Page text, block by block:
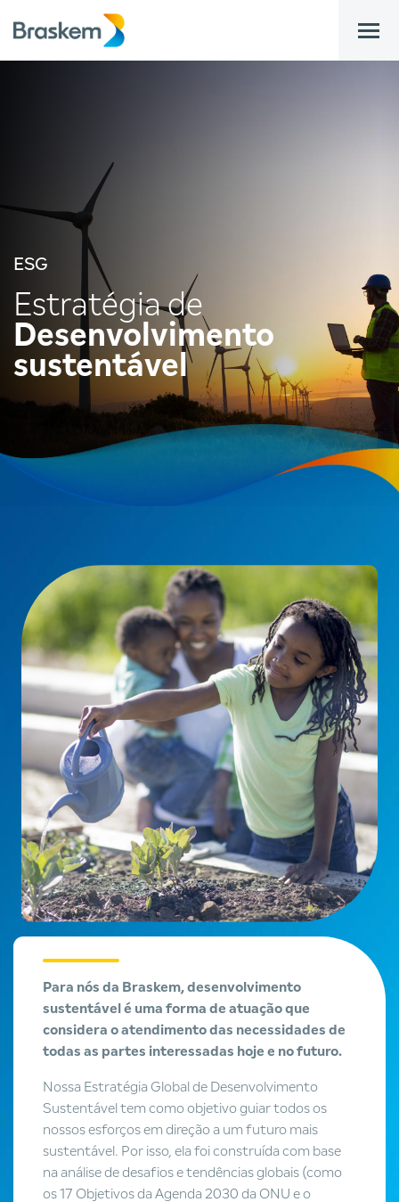
bar
ESG
Estratégia de
Desenvolvimento
sustentável
Para nós da Braskem, desenvolvimento
sustentável é uma forma de atuação que
considera o atendimento das necessidades de
todas as partes interessadas hoje e no futuro.
Nossa Estratégia Global de Desenvolvimento
Sustentável tem como objetivo guiar todos os
nossos esforços em direção a um futuro mais
sustentável. Por isso, ela foi construída com base
na análise de desafios e tendências globais (como
os 17 Objetivos da Agenda 2030 da ONU e o